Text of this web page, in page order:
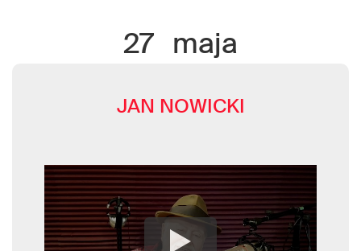
27 maja
JAN NOWICKI